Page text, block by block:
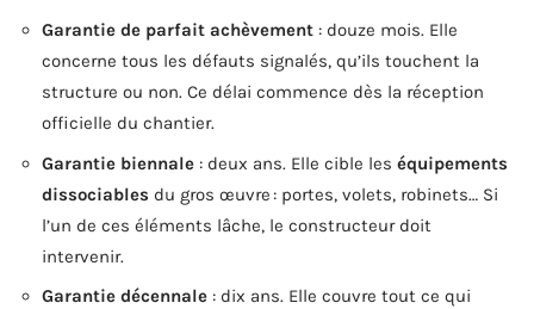
Garantie de parfait achèvement : douze mois. Elle
concerne tous les défauts signalés, qu’ils touchent la
structure ou non. Ce délai commence dès la réception
officielle du chantier.
Garantie biennale : deux ans. Elle cible les équipements
dissociables du gros œuvre : portes, volets, robinets… Si
l’un de ces éléments lâche, le constructeur doit
intervenir.
Garantie décennale : dix ans. Elle couvre tout ce qui